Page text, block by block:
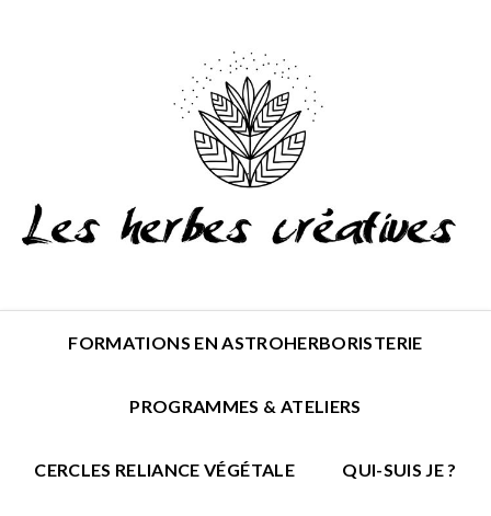
FORMATIONS EN ASTROHERBORISTERIE
PROGRAMMES & ATELIERS
CERCLES RELIANCE VÉGÉTALE QUI-SUIS JE ?